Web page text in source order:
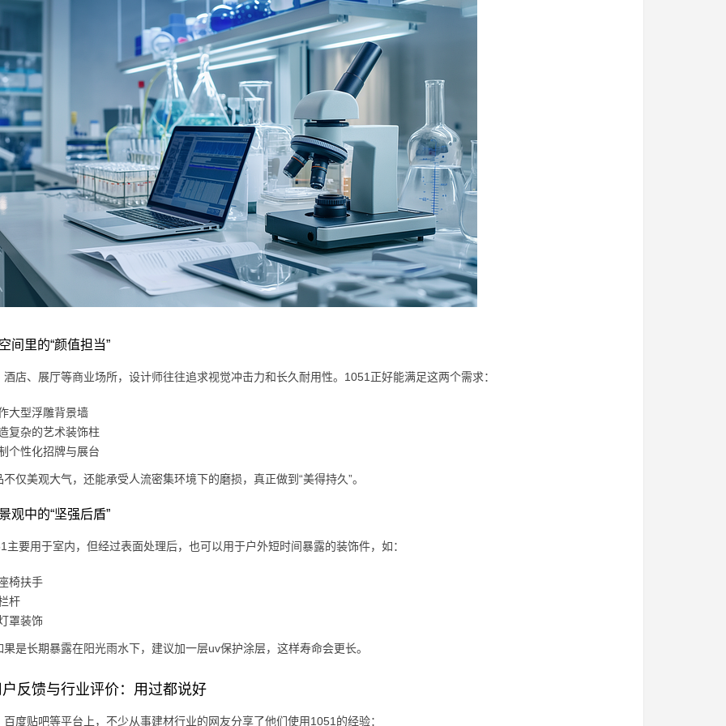
间里的“颜值担当”
酒店、展厅等商业场所，设计师往往追求视觉冲击力和长久耐用性。1051正好能满足这两个需求：
大型浮雕背景墙
复杂的艺术装饰柱
个性化招牌与展台
仅美观大气，还能承受人流密集环境下的磨损，真正做到“美得持久”。
观中的“坚强后盾”
主要用于室内，但经过表面处理后，也可以用于户外短时间暴露的装饰件，如：
椅扶手
杆
罩装饰
果是长期暴露在阳光雨水下，建议加一层uv保护涂层，这样寿命会更长。
反馈与行业评价：用过都说好
百度贴吧等平台上，不少从事建材行业的网友分享了他们使用1051的经验：